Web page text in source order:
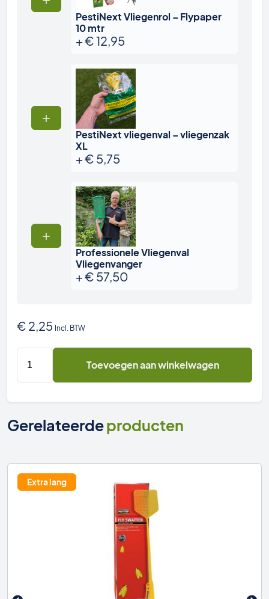
PestiNext Vliegenrol – Flypaper
10 mtr
+€12,95
PestiNext vliegenval – vliegenzak
XL
+€ 5,75
Professionele Vliegenval
Vliegenvanger
+€ 57,50
€ 2,25 Incl. BTW
Pest
Stop
Vliegen
Toevoegen aan winkelwagen
Gerelateerdeproducten
Extra lang